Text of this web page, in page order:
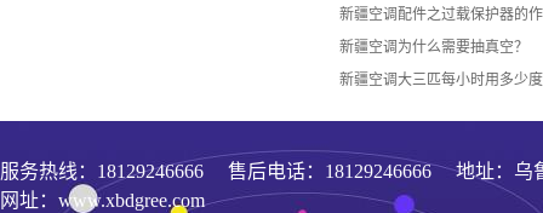
新疆空调配件之过载保护器的
新疆空调为什么需要抽真空？
新疆空调大三匹每小时用多少
服务热线： 18129246666 售后电话：18129246666 地址：乌
网址：www.xbdgree.com